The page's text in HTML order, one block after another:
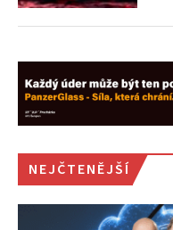
NEJČTENĚJŠÍ